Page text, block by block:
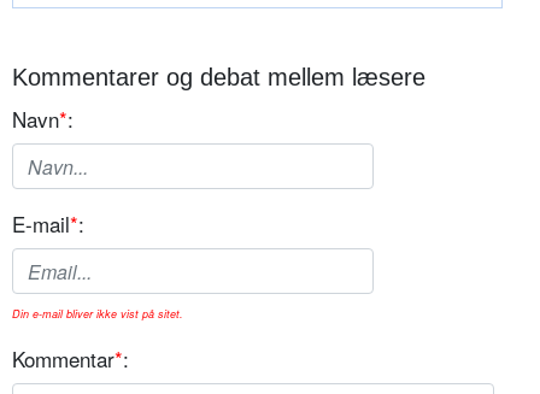
Kommentarer og debat mellem læsere
Navn*:
E-mail*:
Din e-mail bliver ikke vist på sitet.
Kommentar*: